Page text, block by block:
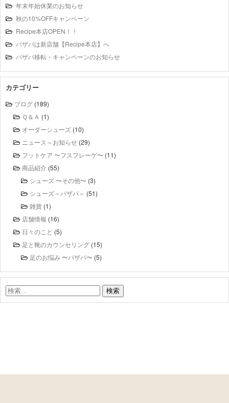
年末年始休業のお知らせ
秋の10%OFFキャンペーン
Recipe本店OPEN！！
パザパは新店舗【Recipe本店】へ
パザパ移転・キャンペーンのお知らせ
カテゴリー
ブログ (189)
Ｑ＆Ａ (1)
オーダーシューズ (10)
ニュース～お知らせ (29)
フットケア 〜フスフレーゲ〜 (11)
商品紹介 (55)
シューズ 〜その他〜 (3)
シューズ～パザパ～ (51)
雑貨 (1)
店舗情報 (16)
日々のこと (5)
足と靴のカウンセリング (15)
足のお悩み 〜パザパ〜 (5)
検
索: